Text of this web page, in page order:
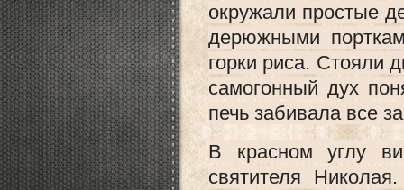
окружали простые
дерюжными
горки риса. Стояли
самогонный дух
печь забивала все
В красном углу
святителя